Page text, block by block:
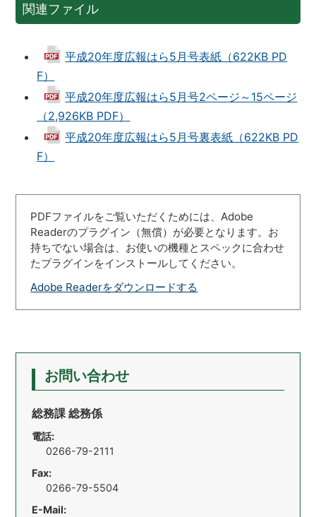
関連ファイル
平成20年度広報はら5月号表紙（622KB PD
F）
平成20年度広報はら5月号2ページ～15ページ
（2,926KB PDF）
平成20年度広報はら5月号裏表紙（622KB PD
F）
PDFファイルをご覧いただくためには、Adobe
Readerのプラグイン（無償）が必要となります。お
持ちでない場合は、お使いの機種とスペックに合わせ
たプラグインをインストールしてください。
Adobe Readerをダウンロードする
お問い合わせ
総務課 総務係
電話:
0266-79-2111
Fax:
0266-79-5504
E-Mail: